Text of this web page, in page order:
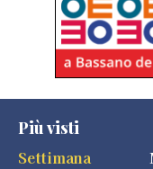
Più visti
Settimana